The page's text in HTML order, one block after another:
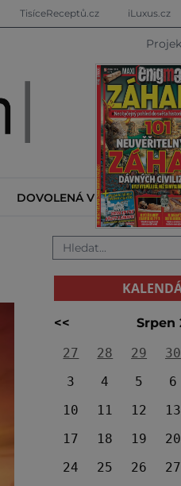
TisíceReceptů.cz iLuxus.cz
DOVOLENÁ V ZAHRANIČÍ
<< Srpen
27
28 29 30
3
4 5 6
10
11 12 13
17
18 19 20
24
25 26 27